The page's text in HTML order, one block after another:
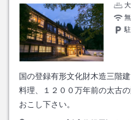
国の登録有形文化財木造三階
料理、１２００万年前の太古
おこし下さい。